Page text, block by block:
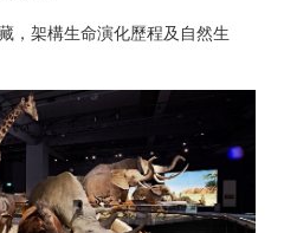
，架構生命演化歷程及自然生